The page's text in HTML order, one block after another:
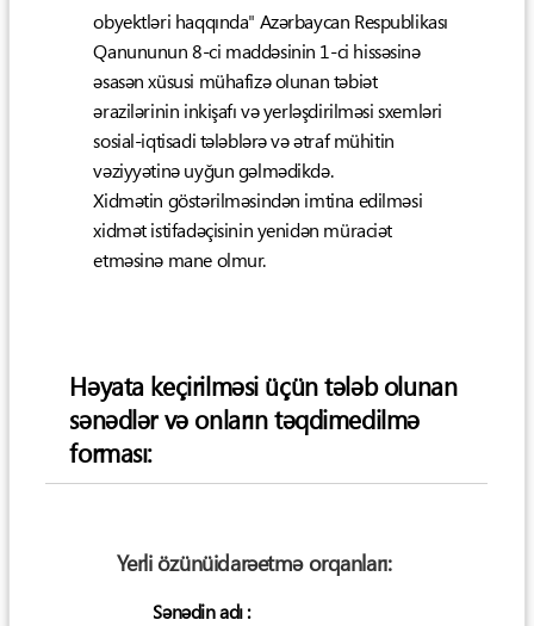
obyektləri haqqında" Azərbaycan Respublikası
Qanununun 8-ci maddəsinin 1-ci hissəsinə
əsasən xüsusi mühafizə olunan təbiət
ərazilərinin inkişafı və yerləşdirilməsi sxemləri
sosial-iqtisadi tələblərə və ətraf mühitin
vəziyyətinə uyğun gəlmədikdə.
Xidmətin göstərilməsindən imtina edilməsi
xidmət istifadəçisinin yenidən müraciət
etməsinə mane olmur.
Həyata keçirilməsi üçün tələb olunan
sənədlər və onların təqdimedilmə
forması:
Yerli özünüidarəetmə orqanları:
Sənədin adı :